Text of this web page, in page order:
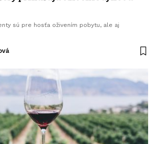
sú pre hosťa oživením pobytu, ale aj